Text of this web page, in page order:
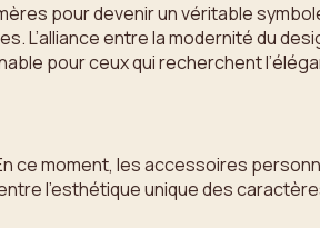
pour devenir un véritable
L’alliance entre la modernité du
pour ceux qui recherchent
ce moment, les accessoires
l’esthétique unique des